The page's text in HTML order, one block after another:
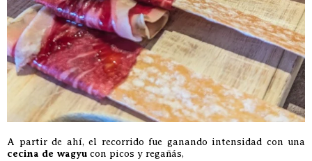
A partir de ahí, el recorrido fue ganando intensidad con una
cecina de wagyu con picos y regañás,